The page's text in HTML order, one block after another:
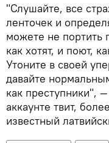
​"Слушайте, все
ленточек и
можете не портить
как хотят, и поют,
Утоните в своей
давайте
как преступники",
аккаунте твит,
известный